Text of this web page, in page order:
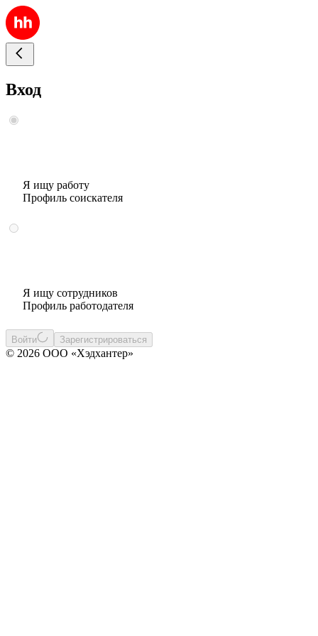
Вход
Я ищу работу
Профиль соискателя
Я ищу сотрудников
Профиль работодателя
Войти Зарегистрироваться
© 2026 ООО «Хэдхантер»